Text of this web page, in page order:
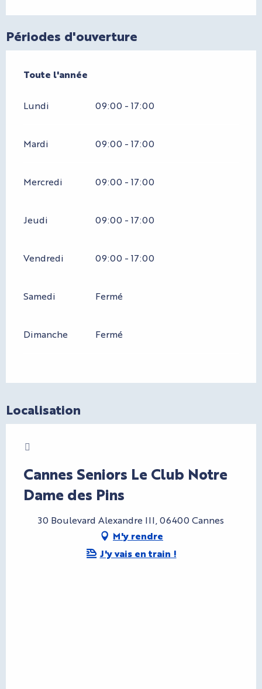
Périodes d'ouverture
Toute l'année
Toute l'année
Lundi 09:00 - 17:00
Mardi 09:00 - 17:00
Mercredi 09:00 - 17:00
Jeudi 09:00 - 17:00
Vendredi 09:00 - 17:00
Samedi Fermé
Dimanche Fermé
Localisation
Cannes Seniors Le Club Notre
Dame des Pins
Charte Bienvenue à Cannes
30 Boulevard Alexandre III, 06400 Cannes
M'y rendre
J'y vais en train !